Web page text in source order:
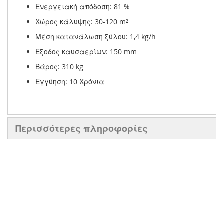
Ενεργειακή απόδοση: 81 %
Χώρος κάλυψης: 30-120 m²
Μέση κατανάλωση ξύλου: 1,4 kg/h
Έξοδος καυσαερίων: 150 mm
Βάρος: 310 kg
Εγγύηση: 10 Χρόνια
Περισσότερες πληροφορίες